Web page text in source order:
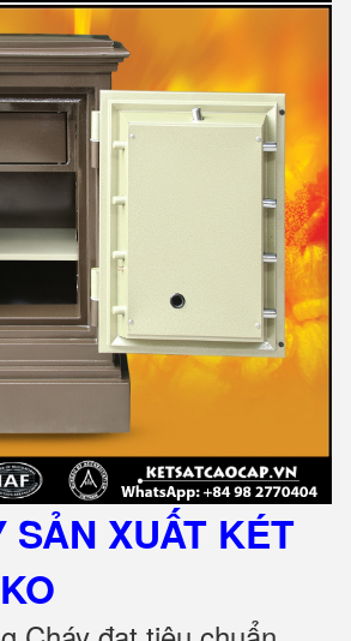
SẢN XUẤT KÉT